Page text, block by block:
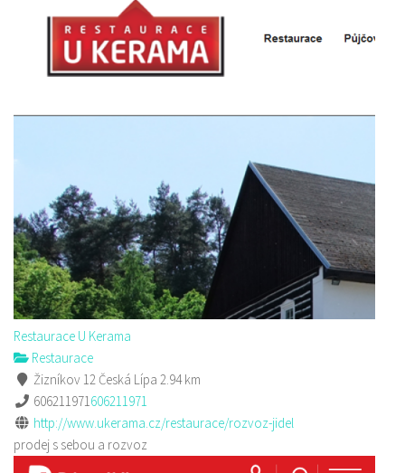
Restaurace U Kerama
Restaurace
Žizníkov 12 Česká Lípa 2.94 km
606211971606211971
http://www.ukerama.cz/restaurace/rozvoz-jidel
prodej s sebou a rozvoz